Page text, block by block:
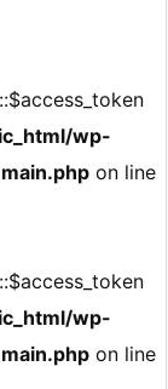
wp-
on line
wp-
on line